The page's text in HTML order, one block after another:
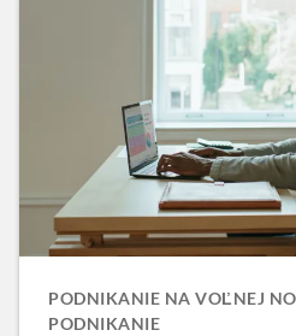
PODNIKANIE NA VOĽNEJ
PODNIKANIE